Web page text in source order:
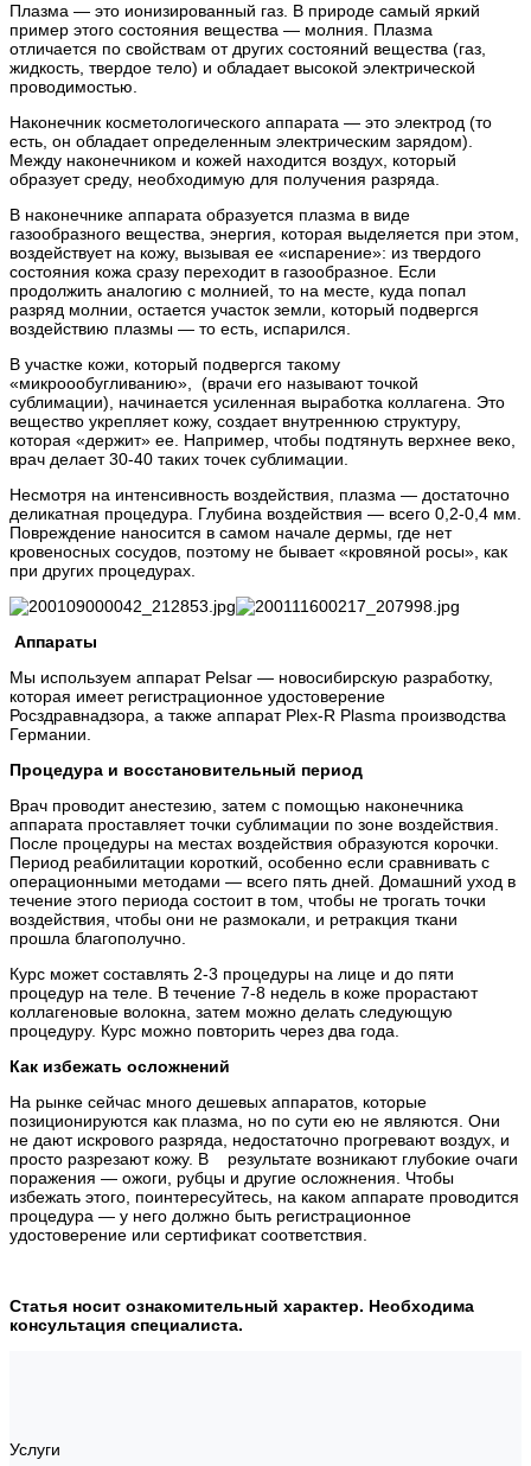
Плазма — это ионизированный газ. В природе самый яркий
пример этого состояния вещества — молния. Плазма
отличается по свойствам от других состояний вещества (газ,
жидкость, твердое тело) и обладает высокой электрической
проводимостью.
Наконечник косметологического аппарата — это электрод (то
есть, он обладает определенным электрическим зарядом).
Между наконечником и кожей находится воздух, который
образует среду, необходимую для получения разряда.
В наконечнике аппарата образуется плазма в виде
газообразного вещества, энергия, которая выделяется при этом,
воздействует на кожу, вызывая ее «испарение»: из твердого
состояния кожа сразу переходит в газообразное. Если
продолжить аналогию с молнией, то на месте, куда попал
разряд молнии, остается участок земли, который подвергся
воздействию плазмы — то есть, испарился.
В участке кожи, который подвергся такому
«микроообугливанию», (врачи его называют точкой
сублимации), начинается усиленная выработка коллагена. Это
вещество укрепляет кожу, создает внутреннюю структуру,
которая «держит» ее. Например, чтобы подтянуть верхнее веко,
врач делает 30-40 таких точек сублимации.
Несмотря на интенсивность воздействия, плазма — достаточно
деликатная процедура. Глубина воздействия — всего 0,2-0,4 мм.
Повреждение наносится в самом начале дермы, где нет
кровеносных сосудов, поэтому не бывает «кровяной росы», как
при других процедурах.
Аппараты
Мы используем аппарат Pelsar — новосибирскую разработку,
которая имеет регистрационное удостоверение
Росздравнадзора, а также аппарат Plex-R Plasma производства
Германии.
Процедура и восстановительный период
Врач проводит анестезию, затем с помощью наконечника
аппарата проставляет точки сублимации по зоне воздействия.
После процедуры на местах воздействия образуются корочки.
Период реабилитации короткий, особенно если сравнивать с
операционными методами — всего пять дней. Домашний уход в
течение этого периода состоит в том, чтобы не трогать точки
воздействия, чтобы они не размокали, и ретракция ткани
прошла благополучно.
Курс может составлять 2-3 процедуры на лице и до пяти
процедур на теле. В течение 7-8 недель в коже прорастают
коллагеновые волокна, затем можно делать следующую
процедуру. Курс можно повторить через два года.
Как избежать осложнений
На рынке сейчас много дешевых аппаратов, которые
позиционируются как плазма, но по сути ею не являются. Они
не дают искрового разряда, недостаточно прогревают воздух, и
просто разрезают кожу. В результате возникают глубокие очаги
поражения — ожоги, рубцы и другие осложнения. Чтобы
избежать этого, поинтересуйтесь, на каком аппарате проводится
процедура — у него должно быть регистрационное
удостоверение или сертификат соответствия.
Статья носит ознакомительный характер. Необходима
консультация специалиста.
Услуги